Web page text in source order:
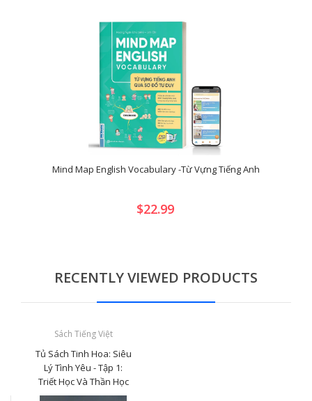
Mind Map English Vocabulary -Từ Vựng Tiếng Anh
$22.99
RECENTLY VIEWED PRODUCTS
Sách Tiếng Việt
Tủ Sách Tinh Hoa: Siêu
Lý Tình Yêu - Tập 1:
Triết Học Và Thần Học